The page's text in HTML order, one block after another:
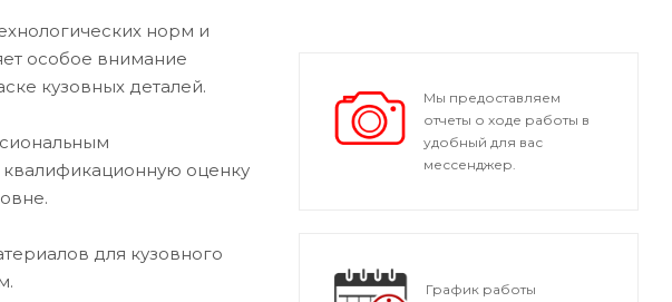
норм и
особое внимание
кузовных деталей.
оценку
для кузовного
Мы предоставляем
отчеты о ходе работы в
удобный для вас
мессенджер.
График работы